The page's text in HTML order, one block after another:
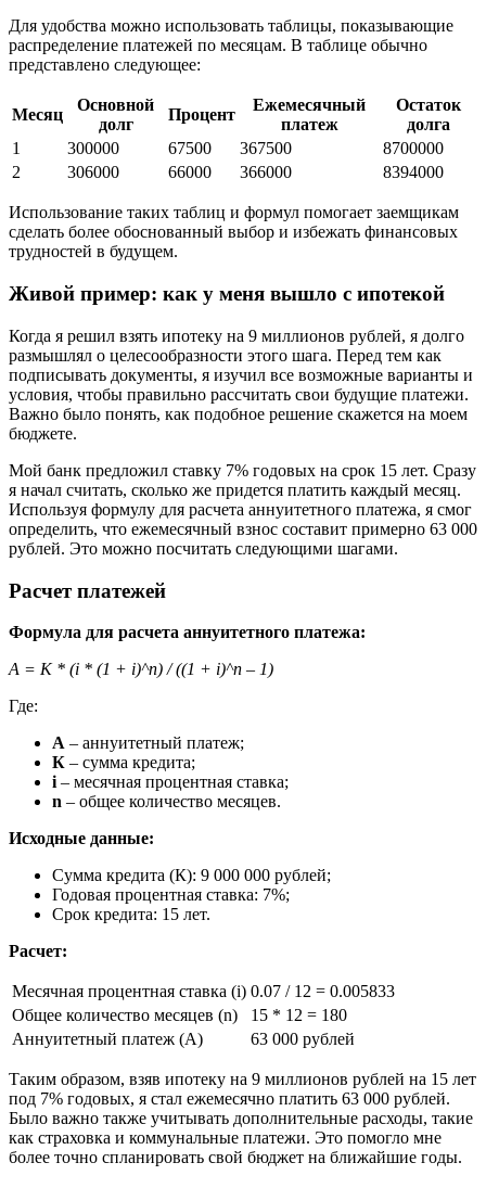
Для удобства можно использовать таблицы, показывающие
распределение платежей по месяцам. В таблице обычно
представлено следующее:
Месяц
Основной
долг
Процент
Ежемесячный
платеж
Остаток
долга
1
300000 67500 367500
8700000
2
306000 66000 366000 8394000
Использование таких таблиц и формул помогает заемщикам
сделать более обоснованный выбор и избежать финансовых
трудностей в будущем.
Живой пример: как у меня вышло с ипотекой
Когда я решил взять ипотеку на 9 миллионов рублей, я долго
размышлял о целесообразности этого шага. Перед тем как
подписывать документы, я изучил все возможные варианты и
условия, чтобы правильно рассчитать свои будущие платежи.
Важно было понять, как подобное решение скажется на моем
бюджете.
Мой банк предложил ставку 7% годовых на срок 15 лет. Сразу
я начал считать, сколько же придется платить каждый месяц.
Используя формулу для расчета аннуитетного платежа, я смог
определить, что ежемесячный взнос составит примерно 63 000
рублей. Это можно посчитать следующими шагами.
Расчет платежей
Формула для расчета аннуитетного платежа:
А = К * (i * (1 + i)^n) / ((1 + i)^n – 1)
Где:
А – аннуитетный платеж;
К – сумма кредита;
i – месячная процентная ставка;
n – общее количество месяцев.
Исходные данные:
Сумма кредита (К): 9 000 000 рублей;
Годовая процентная ставка: 7%;
Срок кредита: 15 лет.
Расчет:
Месячная процентная ставка (i) 0.07 / 12 = 0.005833
Общее количество месяцев (n)
15 * 12 = 180
Аннуитетный платеж (А)
63 000 рублей
Таким образом, взяв ипотеку на 9 миллионов рублей на 15 лет
под 7% годовых, я стал ежемесячно платить 63 000 рублей.
Было важно также учитывать дополнительные расходы, такие
как страховка и коммунальные платежи. Это помогло мне
более точно спланировать свой бюджет на ближайшие годы.